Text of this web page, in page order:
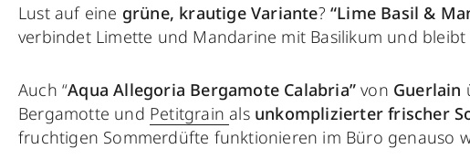
Lust auf eine grüne, krautige Variante? “Lime Basil &
verbindet Limette und Mandarine mit Basilikum und bleibt
Auch “Aqua Allegoria Bergamote Calabria”von Guerlain
Bergamotte und Petitgrainalsunkomplizierter frischer
fruchtigen Sommerdüfte funktionieren im Büro genauso